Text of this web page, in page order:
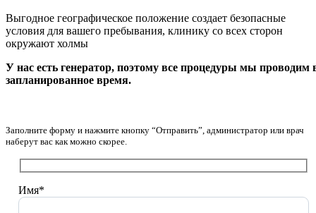
Выгодное географическое положение создает безопасные
условия для вашего пребывания, клинику со всех сторон
окружают холмы
У нас есть генератор, поэтому все процедуры мы проводим
запланированное время.
Заполните форму и нажмите кнопку “Отправить”, администратор или врач
наберут вас как можно скорее.
Имя*